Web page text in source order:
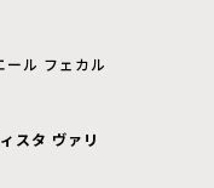
ール フェカル
スタ ヴァリ